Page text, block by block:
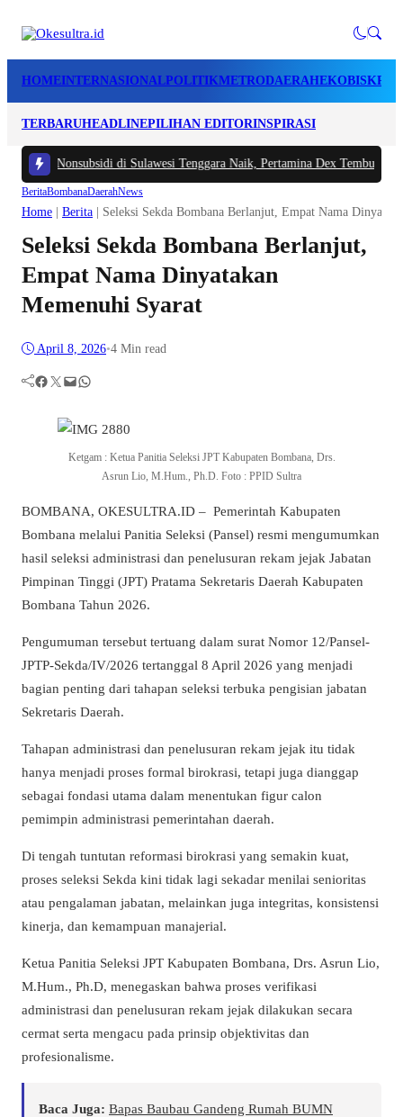
HOMEINTERNASIONALPOLITIKMETRODAERAHEKOBIS
TERBARUHEADLINEPILIHAN EDITORINSPIRASI
Nonsubsidi di Sulawesi Tenggara Naik, Pertamina Dex Tembus
BeritaBombanaDaerahNews
Home Berita Seleksi Sekda Bombana Berlanjut, Empat Nama
Seleksi Sekda Bombana Berlanjut,
Empat Nama Dinyatakan
Memenuhi Syarat
April 8, 2026•4 Min read
Facebook Twitter Mail WhatsApp
Ketgam : Ketua Panitia Seleksi JPT Kabupaten Bombana, Drs.
Asrun Lio, M.Hum., Ph.D. Foto : PPID Sultra
BOMBANA, OKESULTRA.ID – Pemerintah Kabupaten
Bombana melalui Panitia Seleksi (Pansel) resmi mengumumkan
hasil seleksi administrasi dan penelusuran rekam jejak Jabatan
Pimpinan Tinggi (JPT) Pratama Sekretaris Daerah Kabupaten
Bombana Tahun 2026.
Pengumuman tersebut tertuang dalam surat Nomor 12/Pansel-
JPTP-Sekda/IV/2026 tertanggal 8 April 2026 yang menjadi
bagian penting dari tahapan seleksi terbuka pengisian jabatan
Sekretaris Daerah.
Tahapan administrasi dan penelusuran rekam jejak itu tidak
hanya menjadi proses formal birokrasi, tetapi juga dianggap
sebagai fondasi utama dalam menentukan figur calon
pemimpin administrasi pemerintahan daerah.
Di tengah tuntutan reformasi birokrasi yang semakin kuat,
proses seleksi Sekda kini tidak lagi sekadar menilai senioritas
atau pengalaman jabatan, melainkan juga integritas, konsistensi
kinerja, dan kemampuan manajerial.
Ketua Panitia Seleksi JPT Kabupaten Bombana, Drs. Asrun Lio,
M.Hum., Ph.D, menegaskan bahwa proses verifikasi
administrasi dan penelusuran rekam jejak dilakukan secara
cermat serta mengacu pada prinsip objektivitas dan
profesionalisme.
Baca Juga: Bapas Baubau Gandeng Rumah BUMN